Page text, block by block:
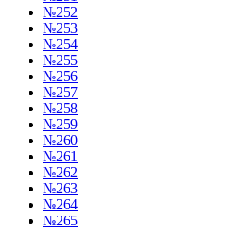
№252
№253
№254
№255
№256
№257
№258
№259
№260
№261
№262
№263
№264
№265